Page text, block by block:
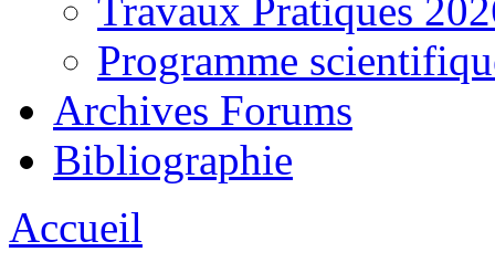
Travaux Pratiques
Programme
Archives Forums
Bibliographie
Accueil